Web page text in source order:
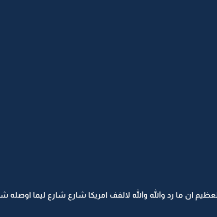
ان ما رد والله والله لالفف امريكا شارع شارع ليما